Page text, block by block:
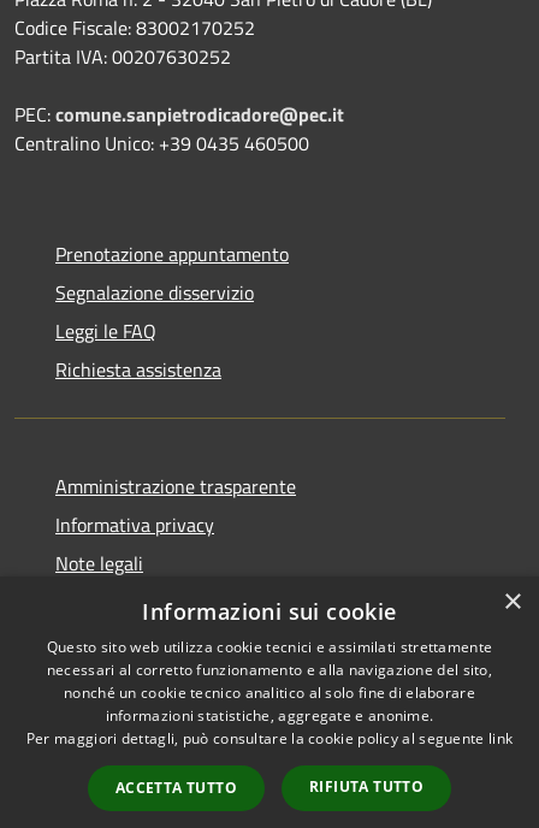
Codice Fiscale: 83002170252
Partita IVA: 00207630252
PEC:comune.sanpietrodicadore@pec.it
Centralino Unico: +39 0435 460500
Prenotazione appuntamento
Segnalazione disservizio
Leggi le FAQ
Richiesta assistenza
Amministrazione trasparente
Informativa privacy
Note legali
Dichiarazione di accessibilità
Accessibilità
Copyright © 2026 • Comune di
San Pietro di Cadore • Powered
byMunicipium
Accesso
redazione
×
Informazioni sui cookie
Questo sito web utilizza cookie tecnici e assimilati strettamente
necessari al corretto funzionamento e alla navigazione del sito,
nonché un cookie tecnico analitico al solo fine di elaborare
informazioni statistiche, aggregate e anonime.
Per maggiori dettagli, può consultare la cookie policy al seguente link
ACCETTA TUTTO RIFIUTA TUTTO